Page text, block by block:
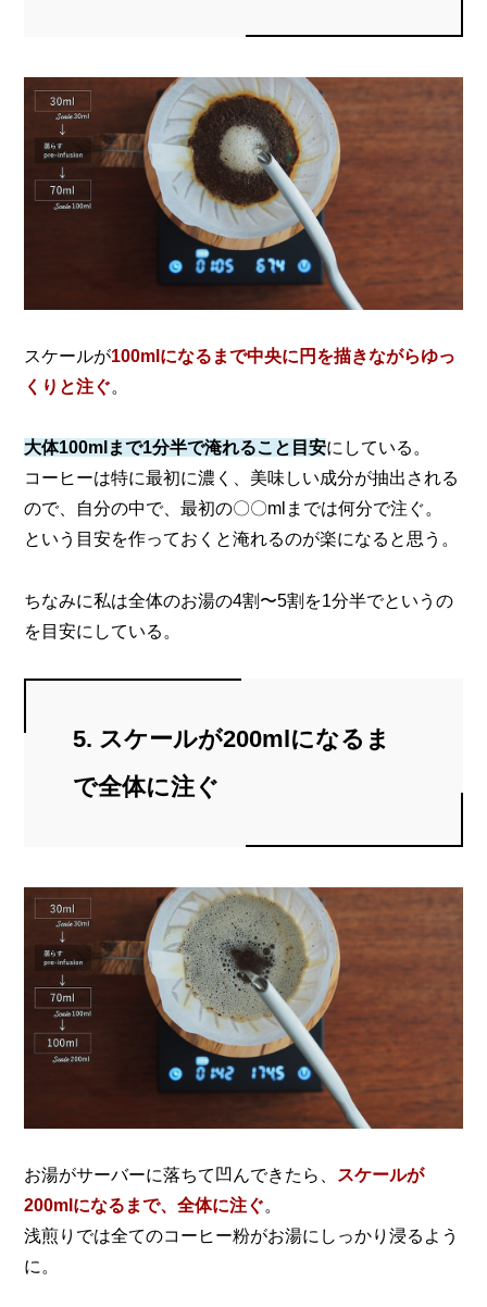
スケールが100mlになるまで中央に円を描きながらゆっ
くりと注ぐ。
大体100mlまで1分半で淹れること目安にしている。
コーヒーは特に最初に濃く、美味しい成分が抽出される
ので、
自分の中で、最初の〇〇mlまでは何分で注ぐ。
という目安を作っておくと淹れるのが楽になると思う。
ちなみに私は全体のお湯の4割〜5割を1分半でというの
を目安にしている。
5. スケールが200mlになるま
で全体に注ぐ
お湯がサーバーに落ちて凹んできたら、
スケールが
200mlになるまで、全体に注ぐ。
浅煎りでは全てのコーヒー粉がお湯にしっかり浸るよう
に。